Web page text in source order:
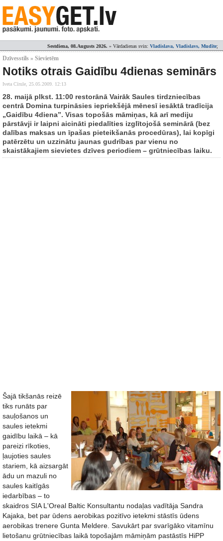
Sestdiena, 08.Augusts 2026. » Vārdadienas svin: Vladislava, Vladislavs, Mudīte;
Dzīvesstils » Sievietēm
Notiks otrais Gaidību 4dienas seminārs
Iveta Cīrule, 25.05.2009. 12:13
28. maijā plkst. 11:00 restorānā Vairāk Saules tirdzniecības
centrā Domina turpināsies iepriekšējā mēnesī iesāktā tradīcija
„Gaidību 4diena”. Visas topošās māmiņas, kā arī mediju
pārstāvji ir laipni aicināti piedalīties izglītojošā seminārā (bez
dalības maksas un īpašas pieteikšanās procedūras), lai kopīgi
patērzētu un uzzinātu jaunas gudrības par vienu no
skaistākajiem sievietes dzīves periodiem – grūtniecības laiku.
Šajā tikšanās reizē
tiks runāts par
sauļošanos un
saules ietekmi
gaidību laikā – kā
pareizi rīkoties,
ļaujoties saules
stariem, kā aizsargāt
ādu un mazuli no
saules kaitīgās
iedarbības – to
skaidros SIA L'Oreal Baltic Konsultantu nodaļas vadītāja Sandra
Kajaka, bet par ūdens aerobikas pozitīvo ietekmi stāstīs ūdens
aerobikas trenere Gunta Meldere. Savukārt par svarīgāko vitamīnu
lietošanu grūtniecības laikā topošajām māmiņām pastāstīs HiPP